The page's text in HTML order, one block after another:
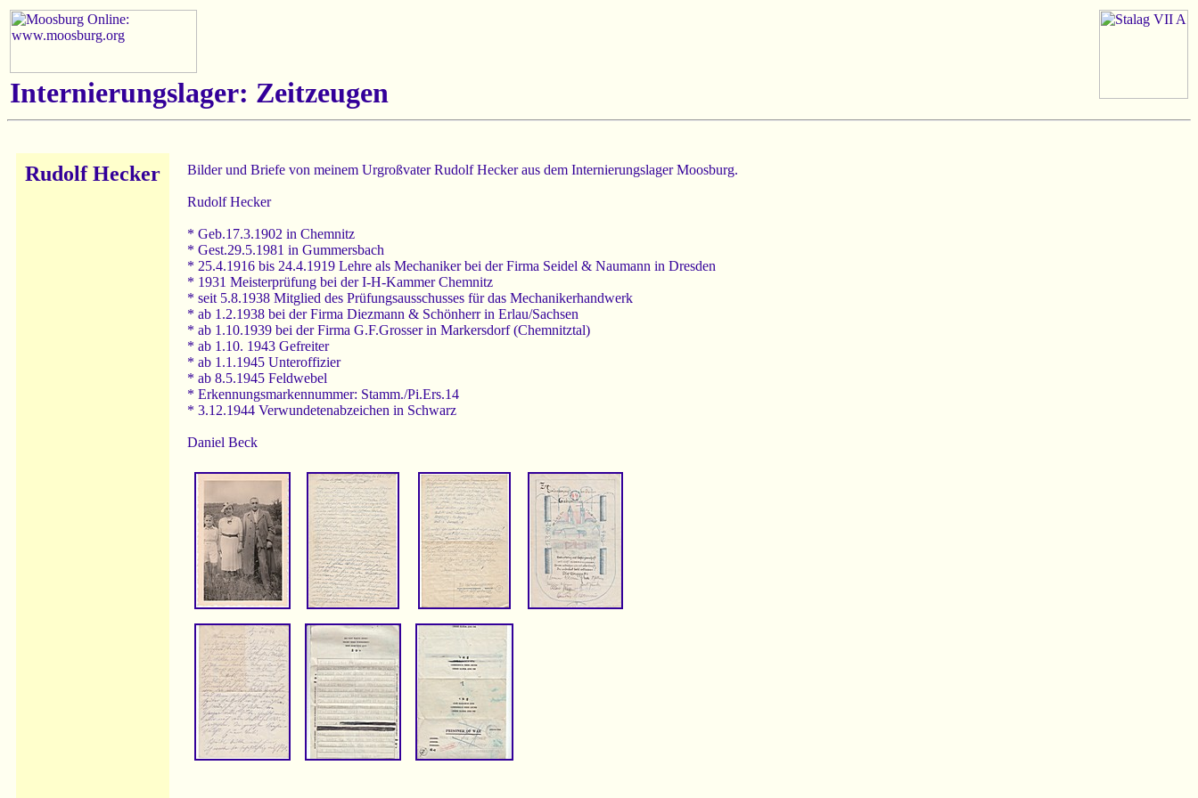
Internierungslager: Zeitzeugen
Rudolf Hecker Bilder und Briefe von meinem Urgroßvater Rudolf Hecker aus dem Internierungslager Moosburg.
Rudolf Hecker
* Geb.17.3.1902 in Chemnitz
* Gest.29.5.1981 in Gummersbach
* 25.4.1916 bis 24.4.1919 Lehre als Mechaniker bei der Firma Seidel & Naumann in Dresden
* 1931 Meisterprüfung bei der I-H-Kammer Chemnitz
* seit 5.8.1938 Mitglied des Prüfungsausschusses für das Mechanikerhandwerk
* ab 1.2.1938 bei der Firma Diezmann & Schönherr in Erlau/Sachsen
* ab 1.10.1939 bei der Firma G.F.Grosser in Markersdorf (Chemnitztal)
* ab 1.10. 1943 Gefreiter
* ab 1.1.1945 Unteroffizier
* ab 8.5.1945 Feldwebel
* Erkennungsmarkennummer: Stamm./Pi.Ers.14
* 3.12.1944 Verwundetenabzeichen in Schwarz
Daniel Beck